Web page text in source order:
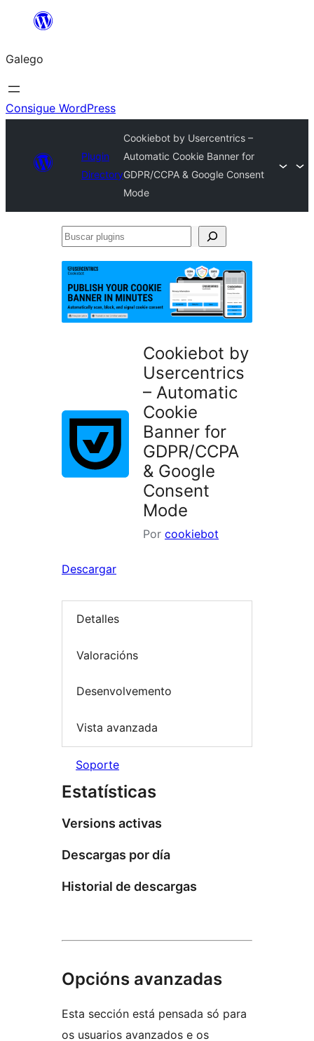
Saltar
contido
Galego
Consigue WordPress
Plugin
Directory
Cookiebot by Usercentrics –
Automatic Cookie Banner for
GDPR/CCPA & Google Consent
Mode
Buscar
Cookiebot by
Usercentrics
– Automatic
Cookie
Banner for
GDPR/CCPA
& Google
Consent
Mode
Por cookiebot
Descargar
Detalles
Valoracións
Desenvolvemento
Vista avanzada
Soporte
Estatísticas
Versions activas
Descargas por día
Historial de descargas
Opcións avanzadas
Esta sección está pensada só para
os usuarios avanzados e os